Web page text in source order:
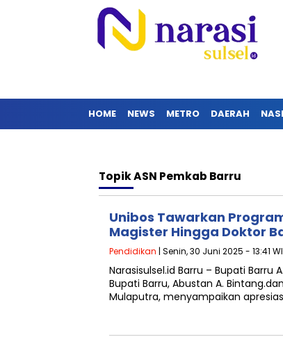
HOME NEWS METRO DAERAH
TopikASN Pemkab Barru
Unibos Tawarkan
Magister Hingga Doktor
Pendidikan | Senin, 30 Juni 2025 - 13:41
Narasisulsel.id Barru – Bupati Barru
Bupati Barru, Abustan A.
Mulaputra, menyampaikan